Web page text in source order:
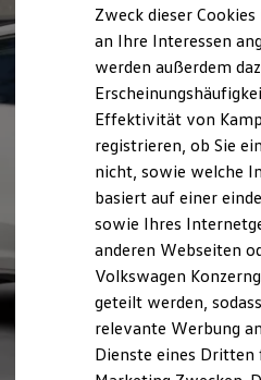
Laden
Laden unterwegs
Laden Zuhause
Batterie
Sicherheit
Garantie und
Nachhaltigkeit
Technologie
Kosten und Kauf
Verbrauchskosten
Kaufoptionen
E-Auto-
Software und
Die ID. Software 6
ID. Software
Digitale Extras
Schnittstellen zu
Zweck dieser
an Ihre Interessen
werden außerdem
Effektivität von
registrieren, ob Sie
nicht, sowie welche
basiert auf einer
sowie Ihres
anderen Webseiten
Volkswagen
geteilt werden,
relevante Werbung
Dienste eines Dritten